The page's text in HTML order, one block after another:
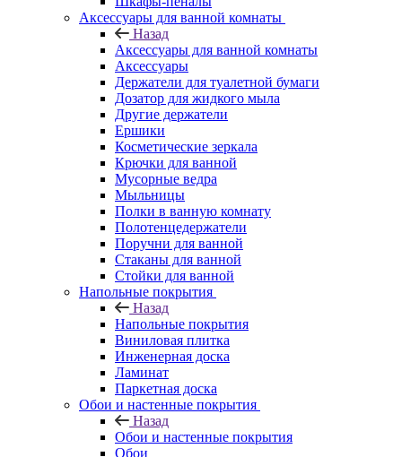
Аксессуары для ванной комнаты
Назад
Аксессуары для ванной комнаты
Аксессуары
Держатели для туалетной бумаги
Дозатор для жидкого мыла
Другие держатели
Ершики
Косметические зеркала
Крючки для ванной
Мусорные ведра
Мыльницы
Полки в ванную комнату
Полотенцедержатели
Поручни для ванной
Стаканы для ванной
Стойки для ванной
Напольные покрытия
Назад
Напольные покрытия
Виниловая плитка
Инженерная доска
Ламинат
Паркетная доска
Обои и настенные покрытия
Назад
Обои и настенные покрытия
Обои